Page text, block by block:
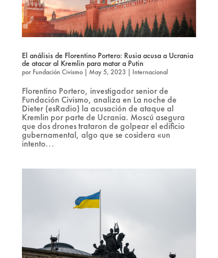
El análisis de Florentino Portero: Rusia acusa a Ucrania
de atacar al Kremlin para matar a Putin
por Fundación Civismo| May 5, 2023 | Internacional
Florentino Portero, investigador senior de
Fundación Civismo, analiza en La noche de
Dieter (esRadio) la acusación de ataque al
Kremlin por parte de Ucrania. Moscú asegura
que dos drones trataron de golpear el edificio
gubernamental, algo que se cosidera «un
intento...